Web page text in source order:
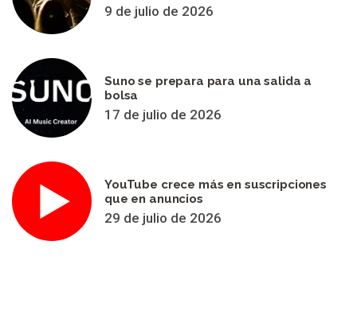
9 de julio de 2026
Suno se prepara para una salida a
bolsa
17 de julio de 2026
YouTube crece más en suscripciones
que en anuncios
29 de julio de 2026